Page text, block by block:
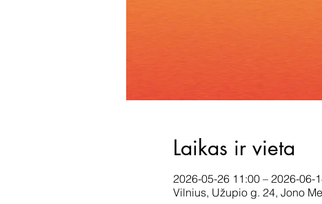
Laikas ir vieta
2026-05-26 11:00 – 2026-06-
Vilnius, Užupio g. 24, Jono